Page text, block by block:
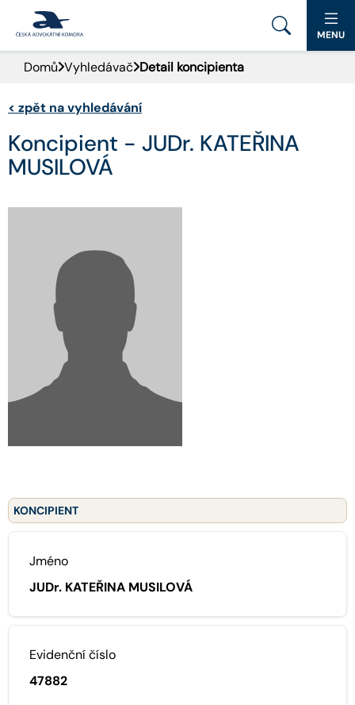
PORTÁL ČAK
DOMŮ
AKTUALITY
ADVOKÁTNÍ DENÍK
KONTAKT
MENU
Domů Vyhledávač Detail koncipienta
< zpět na vyhledávání
Koncipient - JUDr. KATEŘINA
MUSILOVÁ
KONCIPIENT
Jméno
JUDr. KATEŘINA MUSILOVÁ
Evidenční číslo
47882